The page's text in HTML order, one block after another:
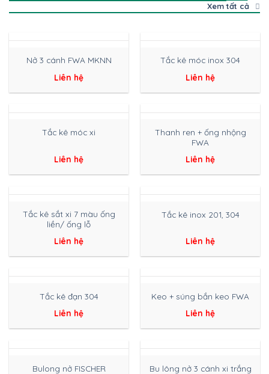
Xem tất cả
Nở 3 cánh FWA MKNN
Liên hệ
Tắc kê móc inox 304
Liên hệ
Tắc kê móc xi
Liên hệ
Thanh ren + ống nhộng
FWA
Liên hệ
Tắc kê sắt xi 7 màu ống
liền/ ống lỗ
Liên hệ
Tắc kê inox 201, 304
Liên hệ
Tắc kê đạn 304
Liên hệ
Keo + súng bắn keo FWA
Liên hệ
Bulong nở FISCHER
Bu lông nở 3 cánh xi trắng